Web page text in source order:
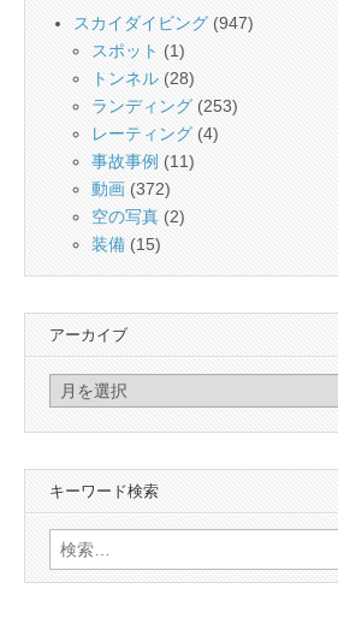
スカイダイビング (947)
スポット (1)
トンネル (28)
ランディング(253)
レーティング(4)
事故事例 (11)
動画 (372)
空の写真 (2)
装備 (15)
アーカイブ
イ
キーワード検索
検
索: